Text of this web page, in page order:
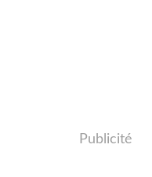
Publicité